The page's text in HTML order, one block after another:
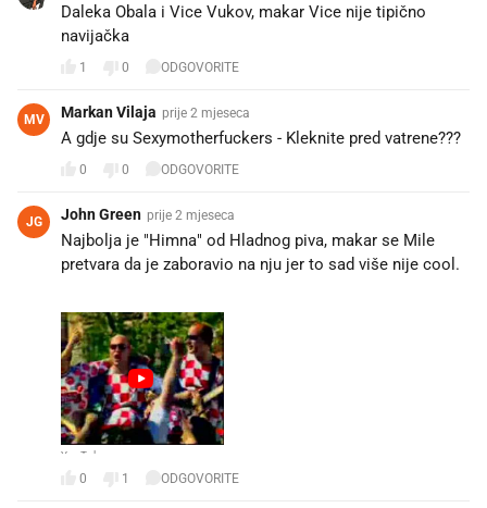
Daleka Obala i Vice Vukov, makar Vice nije tipično
navijačka
1 0 ODGOVORITE
MV Markan Vilaja prije 2 mjeseca
A gdje su Sexymotherfuckers - Kleknite pred vatrene???
0 0 ODGOVORITE
JG John Green prije 2 mjeseca
Najbolja je "Himna" od Hladnog piva, makar se Mile
pretvara da je zaboravio na nju jer to sad više nije cool.
YouTube
0 1 ODGOVORITE